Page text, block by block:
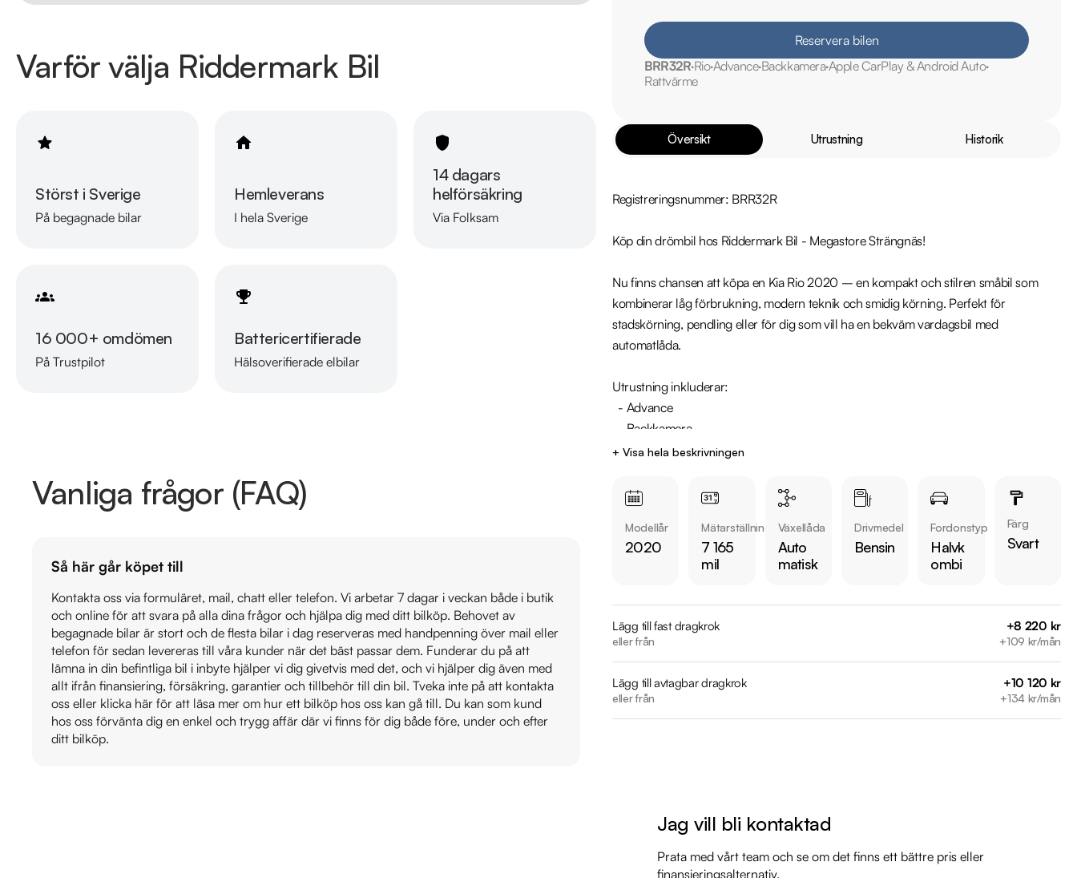
Varför välja Riddermark Bil
Störst i Sverige
På begagnade bilar
Hemleverans
I hela Sverige
14 dagars
helförsäkring
Via Folksam
16 000+ omdömen
På Trustpilot
Battericertifierade
Hälsoverifierade elbilar
Vanliga frågor (FAQ)
Så här går köpet till
Kontakta oss via formuläret, mail, chatt eller telefon. Vi arbetar 7 dagar i veckan både i butik
och online för att svara på alla dina frågor och hjälpa dig med ditt bilköp. Behovet av
begagnade bilar är stort och de flesta bilar i dag reserveras med handpenning över mail eller
telefon för sedan levereras till våra kunder när det bäst passar dem. Funderar du på att
lämna in din befintliga bil i inbyte hjälper vi dig givetvis med det, och vi hjälper dig även med
allt ifrån finansiering, försäkring, garantier och tillbehör till din bil. Tveka inte på att kontakta
oss eller klicka här för att läsa mer om hur ett bilköp hos oss kan gå till. Du kan som kund
hos oss förvänta dig en enkel och trygg affär där vi finns för dig både före, under och efter
ditt bilköp.
Reservera bilen
BRR32RRioAdvanceBackkameraApple CarPlay & Android Auto
Rattvärme
Översikt Utrustning Historik
Registreringsnummer: BRR32R
Köp din drömbil hos Riddermark Bil - Megastore Strängnäs!
Nu finns chansen att köpa en Kia Rio 2020 – en kompakt och stilren småbil som
kombinerar låg förbrukning, modern teknik och smidig körning. Perfekt för
stadskörning, pendling eller för dig som vill ha en bekväm vardagsbil med
automatlåda.
Utrustning inkluderar:
  - Apple CarPlay & Android Auto
Jämför denna bil med någon av våra andra Kia Rio i lager. Se våra bilar på
https://www.riddermarkbil.se/kopa-bil/?series=rio
Övrig information om bilen:
Besiktigad till och med 2026-09-30
Servicehistorik:
2020-09-17 - 841 mil
2025-07-01 - 6603 mil
+ Visa hela beskrivningen
Modellår
2020
Mätarställning
7 165
mil
Växellåda
Auto
matisk
Drivmedel
Bensin
Fordonstyp
Halvk
ombi
Färg
Svart
Lägg till fast dragkrok
eller från
+8 220 kr
+109 kr/mån
Lägg till avtagbar dragkrok
eller från
+10 120 kr
+134 kr/mån
Jag vill bli kontaktad
Prata med vårt team och se om det finns ett bättre pris eller
finansieringsalternativ.